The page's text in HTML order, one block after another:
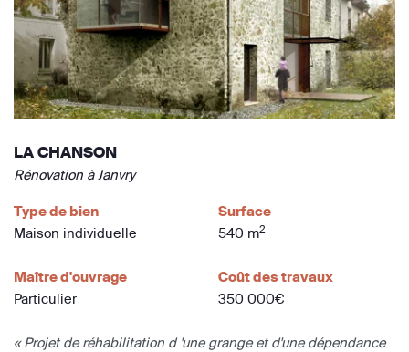
LA CHANSON
Rénovation à Janvry
Type de bien
Maison individuelle
Surface
540 m2
Maître d'ouvrage
Particulier
Coût des travaux
350 000€
« Projet de réhabilitation d 'une grange et d'une dépendance